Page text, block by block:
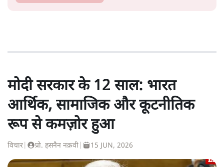
मोदी सरकार के 12 साल: भारत
आर्थिक, सामाजिक और कूटनीतिक
रूप से कमज़ोर हुआ
विचार प्रो. हसनैन नक़वी 15 JUN, 2026